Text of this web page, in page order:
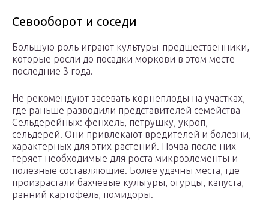
Севооборот и соседи
Большую роль играют культуры-предшественники,
которые росли до посадки моркови в этом месте
последние 3 года.
Не рекомендуют засевать корнеплоды на участках,
где раньше разводили представителей семейства
Сельдерейных: фенхель, петрушку, укроп,
сельдерей. Они привлекают вредителей и болезни,
характерных для этих растений. Почва после них
теряет необходимые для роста микроэлементы и
полезные составляющие. Более удачны места, где
произрастали бахчевые культуры, огурцы, капуста,
ранний картофель, помидоры.